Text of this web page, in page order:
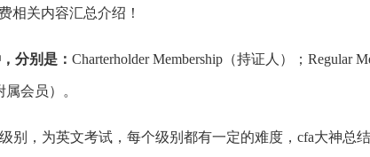
相关内容汇总介绍！
分别是： Charterholder Membership（持证人）；Regular
属会员）。
，为英文考试，每个级别都有一定的难度，cfa大神总